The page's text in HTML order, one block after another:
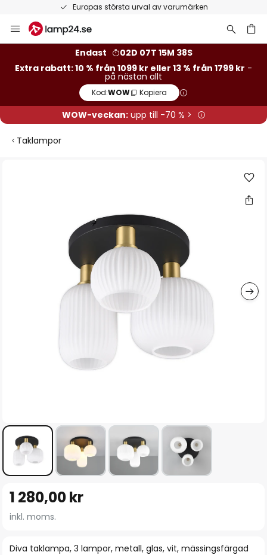
Europas största urval av varumärken
Hoppa
till
Endast
02D 07T 15M 38S
Extra rabatt: 10 % från 1099 kr eller 13 % från 1799 kr -
på nästan allt
Kod:WOW Kopiera
WOW-veckan:upp till -70 % >
Taklampor
till
början
bildgalleriet
Diva taklampa, 3 lampor, metall, glas, vit, mässingsfärgad
1 280,00 kr
inkl. moms.